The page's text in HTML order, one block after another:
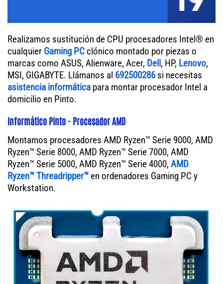
Realizamos sustitución de CPU procesadores Intel® en
cualquier Gaming PC clónico montado por piezas o
marcas como ASUS, Alienware, Acer, Dell, HP, Lenovo,
MSI, GIGABYTE. Llámanos al 692500286si necesitas
asistencia informática para montar procesador Intel a
domicilio en Pinto.
Informático Pinto - Procesador AMD
Montamos procesadores AMD Ryzen™ Serie 9000, AMD
Ryzen™ Serie 8000, AMD Ryzen™ Serie 7000, AMD
Ryzen™ Serie 5000, AMD Ryzen™ Serie 4000, AMD
Ryzen™ Threadripper™ en ordenadores Gaming PC y
Workstation.